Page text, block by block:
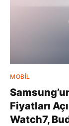
MOBIL
Fiyatları
Watch7,